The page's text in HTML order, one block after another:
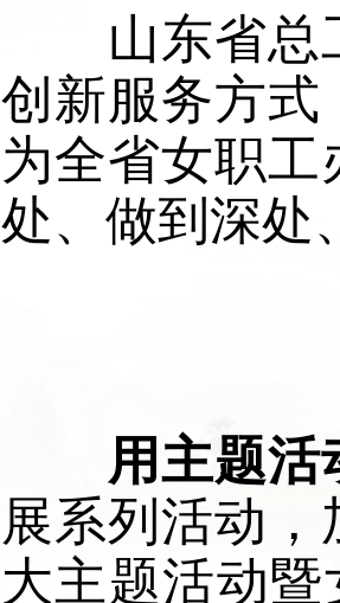
山东省总工
创新服务方式
为全省女职
处、做到深处
用主题活
展系列活动
大主题活动